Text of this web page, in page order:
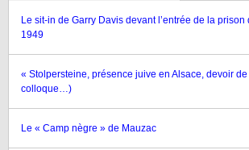
Le sit-in de Garry Davis devant l’entrée de la
1949
« Stolpersteine, présence juive en Alsace, devoir
colloque…)
Le « Camp nègre » de Mauzac